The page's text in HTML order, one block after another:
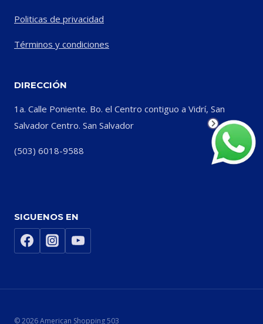
Politicas de privacidad
Términos y condiciones
DIRECCIÓN
1a. Calle Poniente. Bo. el Centro contiguo a Vidrí, San
Salvador Centro. San Salvador
(503) 6018-9588
SIGUENOS EN
© 2026 American Shopping 503